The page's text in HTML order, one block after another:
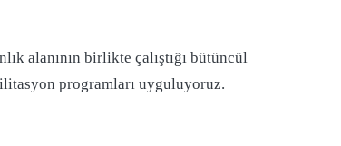
alanının birlikte çalıştığı bütüncül
programları uyguluyoruz.